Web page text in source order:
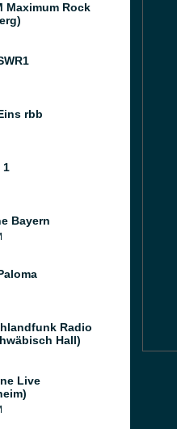
Maximum Rock
rbb
1
Bayern
Radio
Hall)
Live